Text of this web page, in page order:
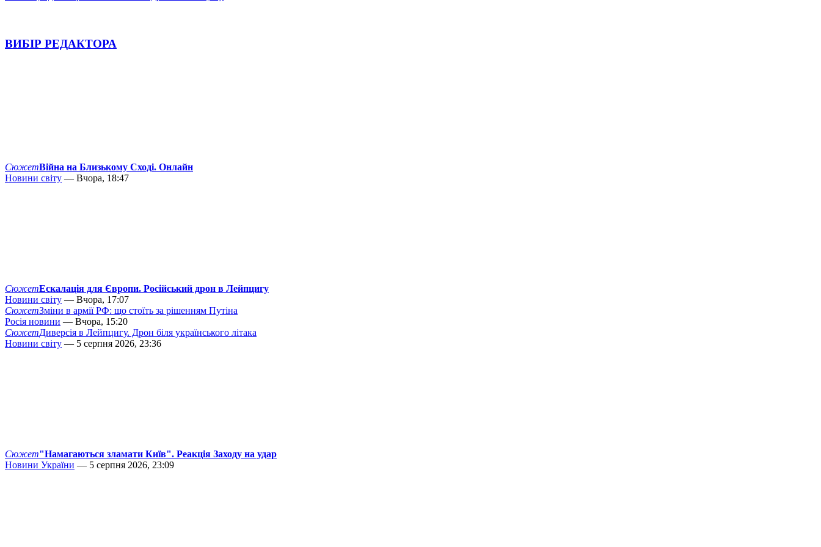
ВИБІР РЕДАКТОРА
СюжетВійна на Близькому Сході. Онлайн
Новини світу — Вчора, 18:47
СюжетЕскалація для Європи. Російський дрон в Лейпцигу
Новини світу — Вчора, 17:07
СюжетЗміни в армії РФ: що стоїть за рішенням Путіна
Росія новини — Вчора, 15:20
СюжетДиверсія в Лейпцигу. Дрон біля українського літака
Новини світу — 5 серпня 2026, 23:36
Сюжет"Намагаються зламати Київ". Реакція Заходу на удар
Новини України — 5 серпня 2026, 23:09